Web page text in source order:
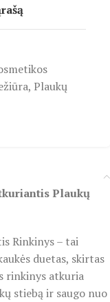
, Plaukų
Plaukų
Rinkinys – tai
duetas, skirtas
rinkinys atkuria
stiebą ir saugo nuo